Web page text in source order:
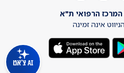
AI צ'אט
המרכז הרפואי ת"א
אינה זמינה